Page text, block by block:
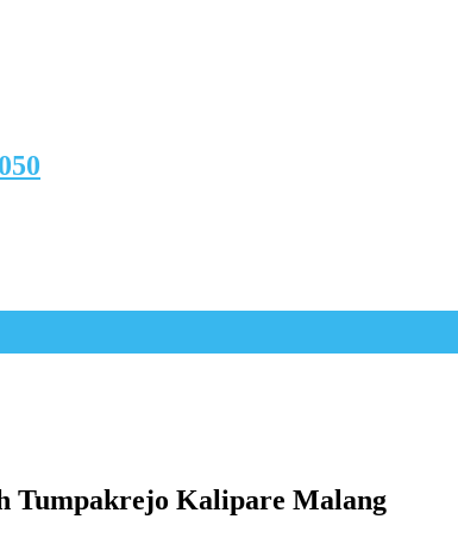
Tumpakrejo Kalipare Malang